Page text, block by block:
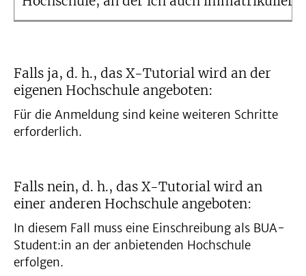
Falls ja, d. h., das X-Tutorial wird an der
eigenen Hochschule angeboten:
Für die Anmeldung sind keine weiteren Schritte
erforderlich.
Falls nein, d. h., das X-Tutorial wird an
einer anderen Hochschule angeboten:
In diesem Fall muss eine Einschreibung als BUA-
Student:in an der anbietenden Hochschule
erfolgen.